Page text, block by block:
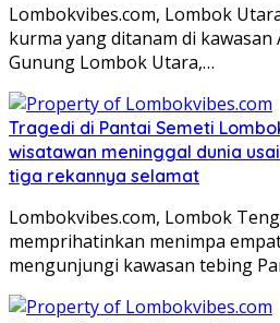
Lombokvibes.com, Lombok
kurma yang ditanam di kawasan
Gunung Lombok Utara,…
Tragedi di Pantai Semeti
wisatawan meninggal dunia
tiga rekannya selamat
Lombokvibes.com, Lombok
memprihatinkan menimpa
mengunjungi kawasan tebing